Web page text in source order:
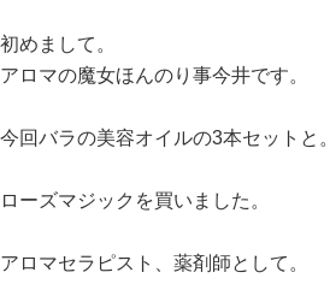
初めまして。
アロマの魔女ほんのり事今井です。
今回バラの美容オイルの3本セットと。
ローズマジックを買いました。
アロマセラピスト、薬剤師として。